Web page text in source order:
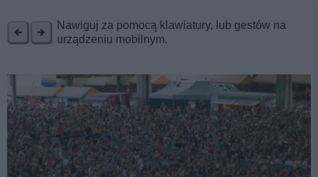
Nawiguj za pomocą klawiatury, lub gestów na
urządzeniu mobilnym.